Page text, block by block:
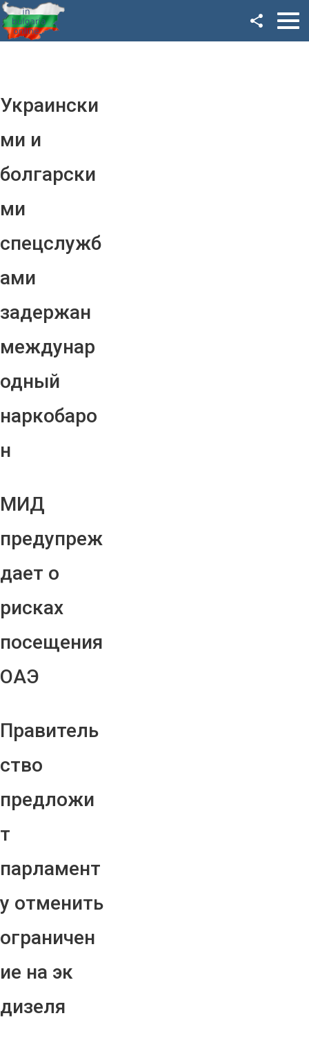
Украински
ми и
болгарски
ми
спецслужб
ами
задержан
междунар
одный
наркобаро
н
МИД
предупреж
дает о
рисках
посещения
ОАЭ
Правитель
ство
предложи
т
парламент
у отменить
ограничен
ие на эк
дизеля